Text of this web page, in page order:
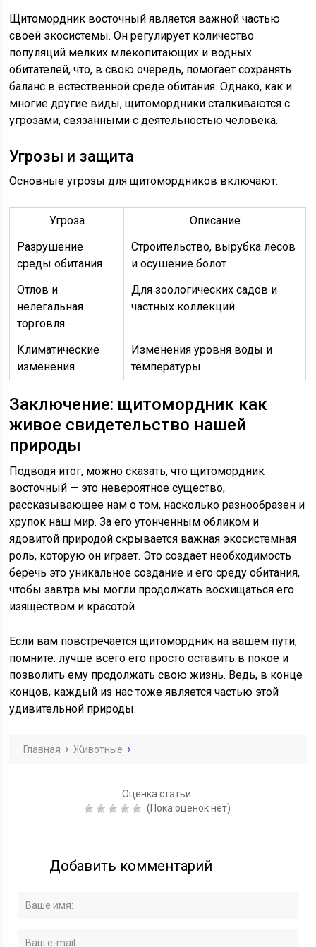
Щитомордник восточный является важной частью
своей экосистемы. Он регулирует количество
популяций мелких млекопитающих и водных
обитателей, что, в свою очередь, помогает сохранять
баланс в естественной среде обитания. Однако, как и
многие другие виды, щитомордники сталкиваются с
угрозами, связанными с деятельностью человека.
Угрозы и защита
Основные угрозы для щитомордников включают:
Угроза
Описание
Разрушение
среды обитания
Строительство, вырубка лесов
и осушение болот
Отлов и
нелегальная
торговля
Для зоологических садов и
частных коллекций
Климатические
изменения
Изменения уровня воды и
температуры
Заключение: щитомордник как
живое свидетельство нашей
природы
Подводя итог, можно сказать, что щитомордник
восточный — это невероятное существо,
рассказывающее нам о том, насколько разнообразен и
хрупок наш мир. За его утонченным обликом и
ядовитой природой скрывается важная экосистемная
роль, которую он играет. Это создаёт необходимость
беречь это уникальное создание и его среду обитания,
чтобы завтра мы могли продолжать восхищаться его
изяществом и красотой.
Если вам повстречается щитомордник на вашем пути,
помните: лучше всего его просто оставить в покое и
позволить ему продолжать свою жизнь. Ведь, в конце
концов, каждый из нас тоже является частью этой
удивительной природы.
Главная Животные
Оценка статьи:
(Пока оценок нет)
Добавить комментарий